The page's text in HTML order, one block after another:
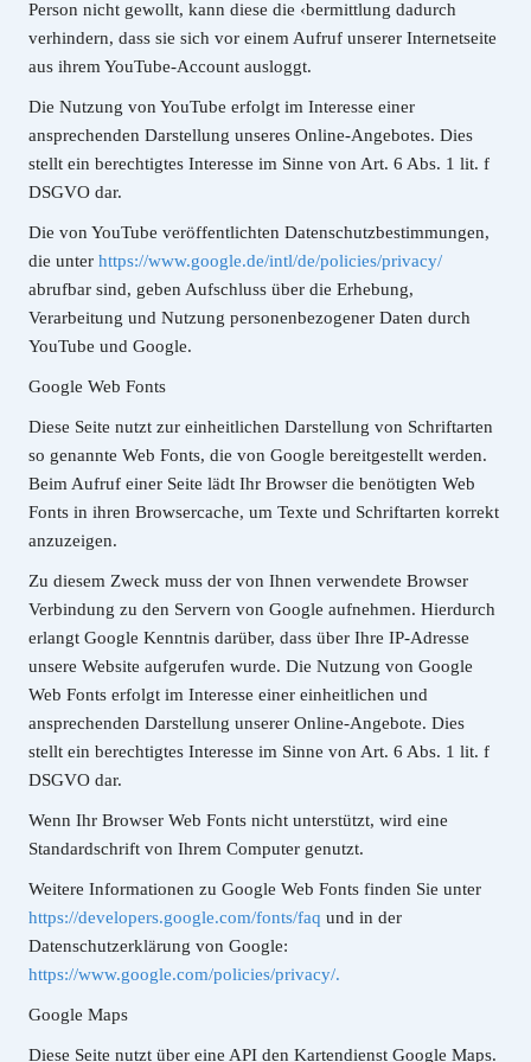
Person nicht gewollt, kann diese die ‹bermittlung dadurch
verhindern, dass sie sich vor einem Aufruf unserer Internetseite
aus ihrem YouTube-Account ausloggt.
Die Nutzung von YouTube erfolgt im Interesse einer
ansprechenden Darstellung unseres Online-Angebotes. Dies
stellt ein berechtigtes Interesse im Sinne von Art. 6 Abs. 1 lit. f
DSGVO dar.
Die von YouTube veröffentlichten Datenschutzbestimmungen,
die unter https://www.google.de/intl/de/policies/privacy/
abrufbar sind, geben Aufschluss über die Erhebung,
Verarbeitung und Nutzung personenbezogener Daten durch
YouTube und Google.
Google Web Fonts
Diese Seite nutzt zur einheitlichen Darstellung von Schriftarten
so genannte Web Fonts, die von Google bereitgestellt werden.
Beim Aufruf einer Seite lädt Ihr Browser die benötigten Web
Fonts in ihren Browsercache, um Texte und Schriftarten korrekt
anzuzeigen.
Zu diesem Zweck muss der von Ihnen verwendete Browser
Verbindung zu den Servern von Google aufnehmen. Hierdurch
erlangt Google Kenntnis darüber, dass über Ihre IP-Adresse
unsere Website aufgerufen wurde. Die Nutzung von Google
Web Fonts erfolgt im Interesse einer einheitlichen und
ansprechenden Darstellung unserer Online-Angebote. Dies
stellt ein berechtigtes Interesse im Sinne von Art. 6 Abs. 1 lit. f
DSGVO dar.
Wenn Ihr Browser Web Fonts nicht unterstützt, wird eine
Standardschrift von Ihrem Computer genutzt.
Weitere Informationen zu Google Web Fonts finden Sie unter
https://developers.google.com/fonts/faq und in der
Datenschutzerklärung von Google:
https://www.google.com/policies/privacy/.
Google Maps
Diese Seite nutzt über eine API den Kartendienst Google Maps.